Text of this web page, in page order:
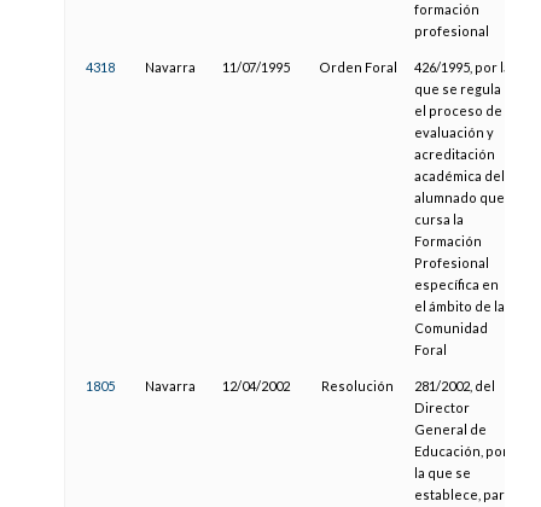
formación
profesional
4318 Navarra 11/07/1995 Orden Foral
426/1995, por la
que se regula
el proceso de
evaluación y
acreditación
académica del
alumnado que
cursa la
Formación
Profesional
específica en
el ámbito de la
Comunidad
Foral
1805 Navarra 12/04/2002 Resolución
281/2002, del
Director
General de
Educación, por
la que se
establece, para